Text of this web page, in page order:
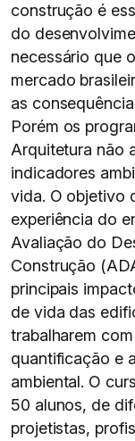
construção é
do
necessário que
mercado
as
Porém os
Arquitetura não
indicadores
vida. O objetivo
experiência do
Avaliação do
Construção
principais
de vida das
trabalharem
quantificação e
ambiental. O
50 alunos, de
projetistas,